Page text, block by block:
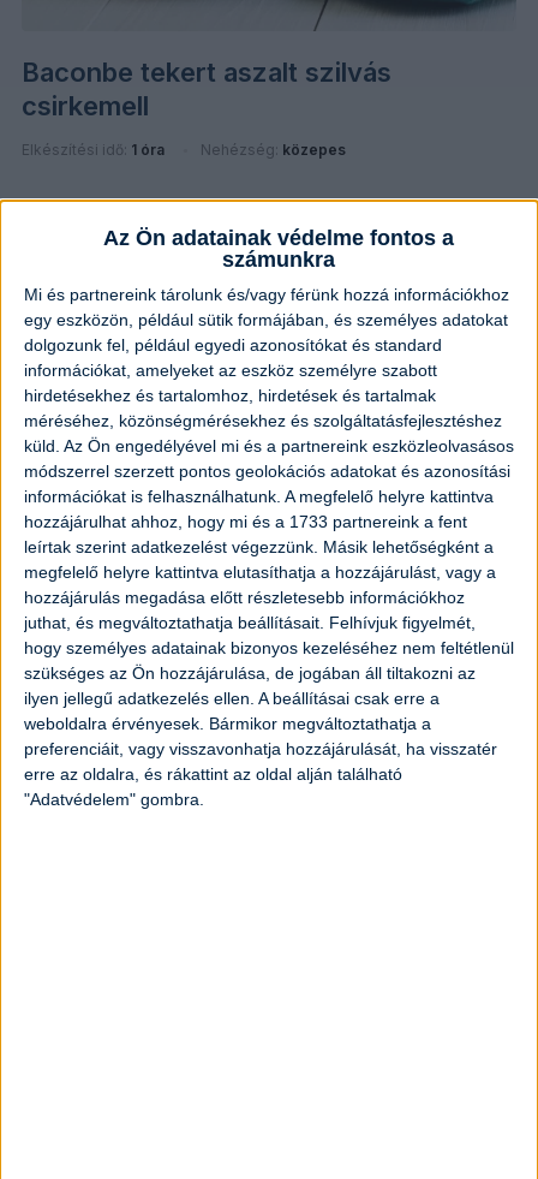
Az Ön adatainak védelme fontos a
számunkra
Mi és partnereink tárolunk és/vagy férünk hozzá információkhoz
egy eszközön, például sütik formájában, és személyes adatokat
dolgozunk fel, például egyedi azonosítókat és standard
információkat, amelyeket az eszköz személyre szabott
hirdetésekhez és tartalomhoz, hirdetések és tartalmak
méréséhez, közönségmérésekhez és szolgáltatásfejlesztéshez
küld. Az Ön engedélyével mi és a partnereink eszközleolvasásos
módszerrel szerzett pontos geolokációs adatokat és azonosítási
információkat is felhasználhatunk. A megfelelő helyre kattintva
hozzájárulhat ahhoz, hogy mi és a 1733 partnereink a fent
leírtak szerint adatkezelést végezzünk. Másik lehetőségként a
megfelelő helyre kattintva elutasíthatja a hozzájárulást, vagy a
hozzájárulás megadása előtt részletesebb információkhoz
juthat, és megváltoztathatja beállításait. Felhívjuk figyelmét,
hogy személyes adatainak bizonyos kezeléséhez nem feltétlenül
szükséges az Ön hozzájárulása, de jogában áll tiltakozni az
ilyen jellegű adatkezelés ellen. A beállításai csak erre a
weboldalra érvényesek. Bármikor megváltoztathatja a
preferenciáit, vagy visszavonhatja hozzájárulását, ha visszatér
erre az oldalra, és rákattint az oldal alján található
"Adatvédelem" gombra.
Baconbe tekert aszalt szilvás
csirkemell
Elkészítési idő: 1 óra Nehézség: közepes
Hagyományos székelykáposzta
Elkészítési idő:1 óra 25 perc közepes